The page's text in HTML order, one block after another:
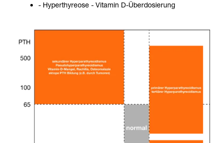
- Hyper­thy­reose - Vit­amin D-​Über­do­sie­rung
Osteo­po­rose